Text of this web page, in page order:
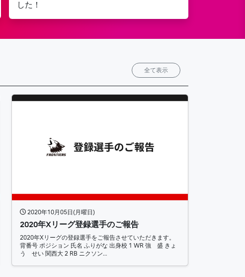
した！
全て表示
2020年10月05日(月曜日)
2020年Xリーグ登録選手のご報告
2020年Xリーグの登録選手をご報告させていただきます。
背番号 ポジション 氏名 ふりがな 出身校 1 WR 強 盛 きょ
う せい 関西大 2 RB ニクソン…